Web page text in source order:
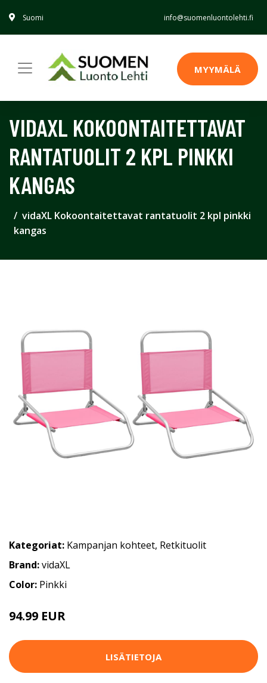
Suomi info@suomenluontolehti.fi
MYYMÄLÄ
VIDAXL KOKOONTAITETTAVAT
RANTATUOLIT 2 KPL PINKKI
KANGAS
vidaXL Kokoontaitettavat rantatuolit 2 kpl pinkki
kangas
Kategoriat: Kampanjan kohteet, Retkituolit
Brand:vidaXL
Color: Pinkki
94.99 EUR
LISÄTIETOJA